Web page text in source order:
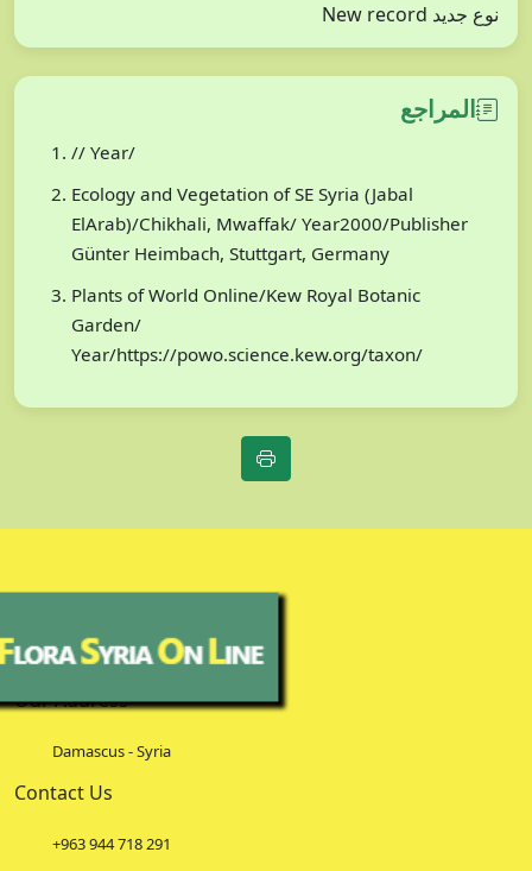
نوع جديد New record
المراجع
// Year/
Ecology and Vegetation of SE Syria (Jabal
ElArab)/Chikhali, Mwaffak/ Year2000/Publisher
Günter Heimbach, Stuttgart, Germany
Plants of World Online/Kew Royal Botanic
Garden/
Year/https://powo.science.kew.org/taxon/
Our Address
Damascus - Syria
Contact Us
+963 944 718 291